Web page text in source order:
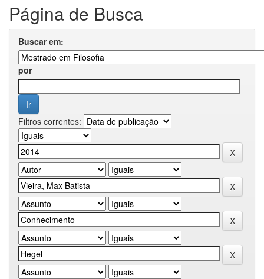
Página de Busca
Buscar em:
por
Filtros correntes: